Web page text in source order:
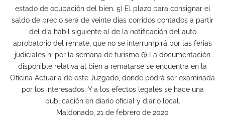
estado de ocupación del bien. 5) El plazo para consignar el
saldo de precio será de veinte días corridos contados a partir
del día hábil siguiente al de la notificación del auto
aprobatorio del remate, que no se interrumpirá por las ferias
judiciales ni por la semana de turismo 6) La documentación
disponible relativa al bien a rematarse se encuentra en la
Oficina Actuaria de este Juzgado, donde podrá ser examinada
por los interesados. Y a los efectos legales se hace una
publicación en diario oficial y diario local.
Maldonado, 21 de febrero de 2020